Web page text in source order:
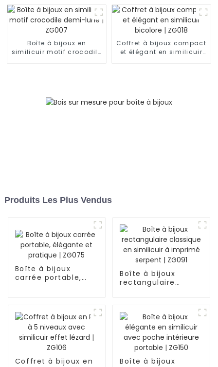
emplacements pour
montres et clé | BG052
emplacements pour
montres et clé | BG053
Boîte à bijoux en
similicuir motif crocodile
Coffret à bijoux compact
et élégant en similicuir
Produits Les Plus Vendus
Boîte à bijoux
carrée portable,
Boîte à bijoux
rectangulaire
Coffret à bijoux en
Boîte à bijoux